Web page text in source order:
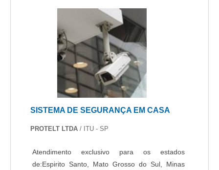
SISTEMA DE SEGURANÇA EM CASA
PROTELT LTDA / ITU - SP
Atendimento exclusivo para os estados
de:Espirito Santo, Mato Grosso do Sul, Minas